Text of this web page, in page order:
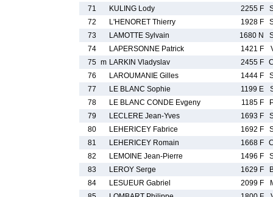
71
KULING Lody 2255 F
72
L'HENORET Thierry 1928 F
73
LAMOTTE Sylvain 1680 N
74
LAPERSONNE Patrick 1421 F
75 m LARKIN Vladyslav 2455 F
76
LAROUMANIE Gilles 1444 F
77
LE BLANC Sophie 1199 E
78
LE BLANC CONDE Evgeny 1185 F
79
LECLERE Jean-Yves 1693 F
80
LEHERICEY Fabrice 1692 F
81
LEHERICEY Romain 1668 F
82
LEMOINE Jean-Pierre 1496 F
83
LEROY Serge 1629 F
84
LESUEUR Gabriel 2099 F